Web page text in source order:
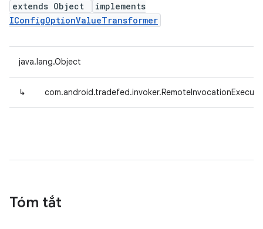
extends Object
implements
IConfigOptionValueTransformer
java.lang.Object
↳
Tóm tắt